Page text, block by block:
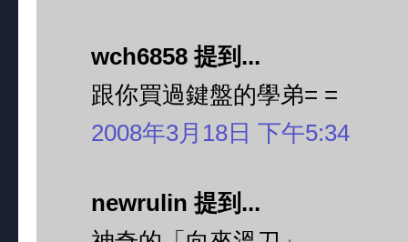
wch6858 提到...
跟你買過鍵盤的學弟= =
2008年3月18日 下午5:34
newrulin 提到...